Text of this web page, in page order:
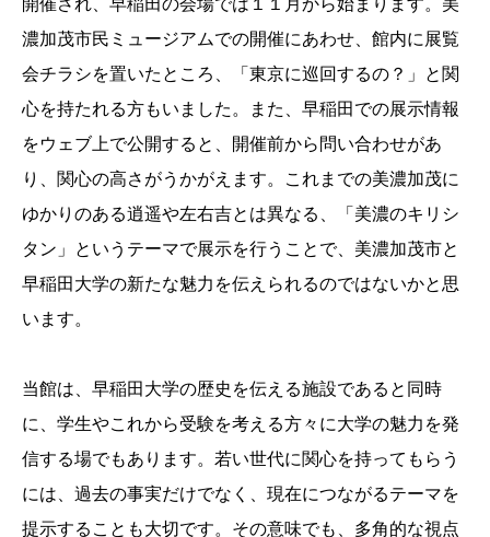
濃加茂市民ミュージアムでの開催にあわせ、館内に展覧
会チラシを置いたところ、「東京に巡回するの？」と関
心を持たれる方もいました。また、早稲田での展示情報
をウェブ上で公開すると、開催前から問い合わせがあ
り、関心の高さがうかがえます。これまでの美濃加茂に
ゆかりのある逍遥や左右吉とは異なる、「美濃のキリシ
タン」というテーマで展示を行うことで、美濃加茂市と
早稲田大学の新たな魅力を伝えられるのではないかと思
います。
当館は、早稲田大学の歴史を伝える施設であると同時
に、学生やこれから受験を考える方々に大学の魅力を発
信する場でもあります。若い世代に関心を持ってもらう
には、過去の事実だけでなく、現在につながるテーマを
提示することも大切です。その意味でも、多角的な視点